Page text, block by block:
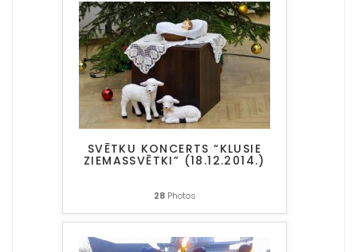
SVĒTKU KONCERTS “KLUSIE
ZIEMASSVĒTKI” (18.12.2014.)
28Photos